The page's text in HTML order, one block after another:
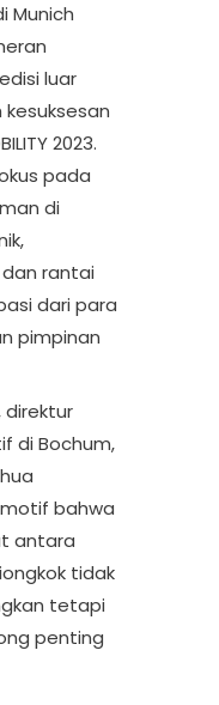
Munich
luar
2023.
pada
di
rantai
dari para
pimpinan
direktur
di Bochum,
bahwa
antara
tidak
tetapi
penting